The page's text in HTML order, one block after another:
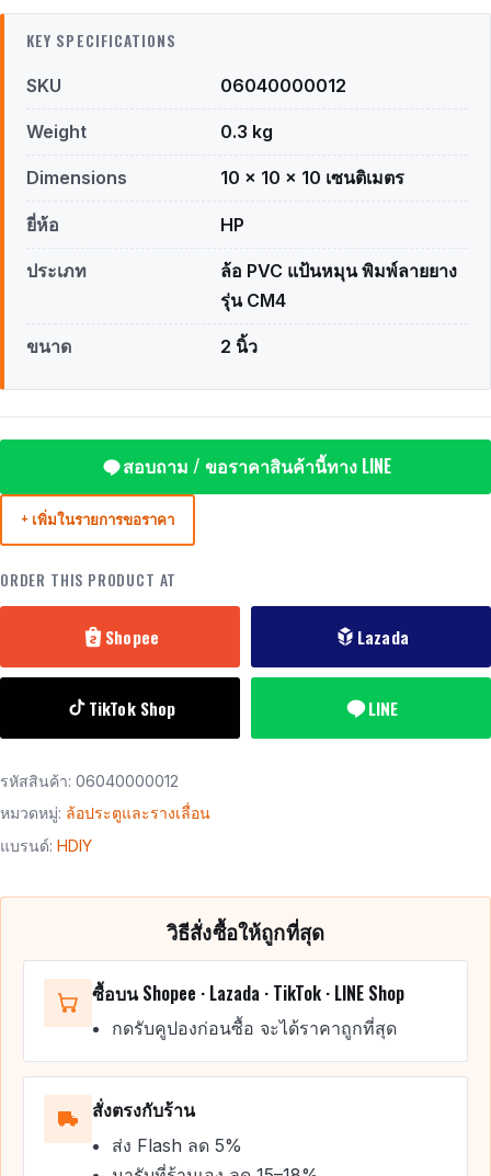
KEY SPECIFICATIONS
SKU 06040000012
Weight 0.3 kg
Dimensions 10 × 10 × 10 เซนติเมตร
ยี่ห้อ HP
ประเภท
ล้อ PVC แป้นหมุน พิมพ์ลายยาง
รุ่น CM4
ขนาด 2 นิ้ว
สอบถาม / ขอราคาสินค้านี้ทาง LINE
+ เพิ่มในรายการขอราคา
ORDER THIS PRODUCT AT
Shopee Lazada
TikTok Shop LINE
รหัสสินค้า: 06040000012
หมวดหมู่: ล้อประตูและรางเลื่อน
แบรนด์: HDIY
วิธีสั่งซื้อให้ถูกที่สุด
ซื้อบน Shopee · Lazada · TikTok · LINE Shop
กดรับคูปองก่อนซื้อ จะได้ราคาถูกที่สุด
สั่งตรงกับร้าน
ส่ง Flash ลด 5%